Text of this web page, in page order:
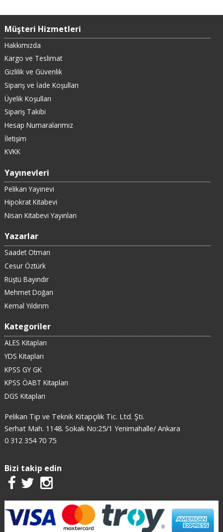
Müşteri Hizmetleri
Hakkımızda
Kargo ve Teslimat
Gizlilik ve Güvenlik
Sipariş ve İade Koşulları
Üyelik Koşulları
Sipariş Takibi
Hesap Numaralarımız
İletişim
KVKK
Yayınevleri
Pelikan Yayınevi
Hipokrat Kitabevi
Nisan Kitabevi Yayınları
Yazarlar
Saadet Otman
Cesur Öztürk
Rüştü Bayındır
Mehmet Doğan
Kemal Yıldırım
Kategoriler
ALES Kitapları
YDS Kitapları
KPSS GY GK
KPSS ÖABT Kitapları
DGS Kitapları
Pelikan Tıp ve Teknik Kitapçılık Tic. Ltd. Şti.
Serhat Mah. 1148. Sokak No:25/1 Yenimahalle/ Ankara
0 312 354 70 75
Bizi takip edin